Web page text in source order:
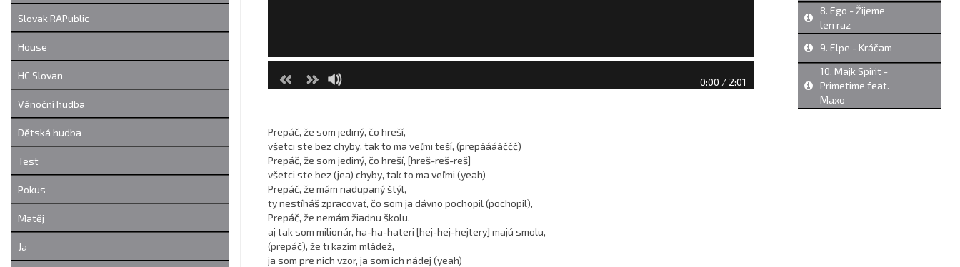
0:00 / 2:01
Prepáč, že som jediný, čo hreší,
všetci ste bez chyby, tak to ma veľmi teší, (prepááááččč)
Prepáč, že som jediný, čo hreší, [hreš-reš-reš]
všetci ste bez (jea) chyby, tak to ma veľmi (yeah)
Prepáč, že mám nadupaný štýl,
ty nestíháš zpracovať, čo som ja dávno pochopil (pochopil),
Prepáč, že nemám žiadnu školu,
aj tak som milionár, ha-ha-hateri [hej-hej-hejtery] majú smolu,
(prepáč), že ti kazím mládež,
ja som pre nich vzor, ja som ich nádej (yeah)
8. Ego - Žijeme
len raz
9. Elpe - Kráčam
10. Majk Spirit -
Primetime feat.
Maxo
Slovak RAPublic
House
HC Slovan
Vánoční hudba
Dětská hudba
Test
Pokus
Matěj
Ja